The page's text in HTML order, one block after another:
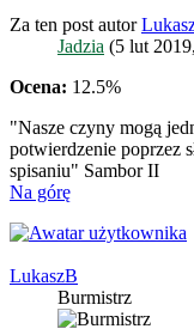
Za ten post autor
Jadzia (5 lut
Ocena: 12.5%
"Nasze czyny mogą
potwierdzenie poprzez
spisaniu" Sambor II
Na górę
LukaszB
Burmistrz